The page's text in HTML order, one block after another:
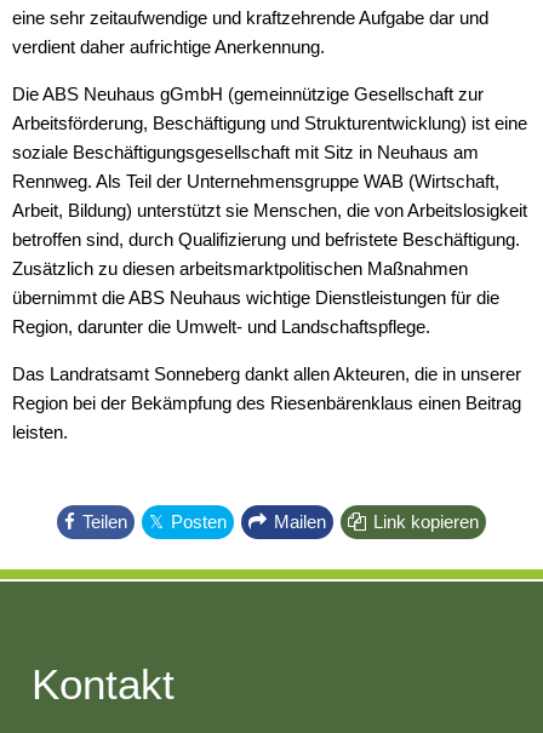
eine sehr zeitaufwendige und kraftzehrende Aufgabe dar und
verdient daher aufrichtige Anerkennung.
Die ABS Neuhaus gGmbH (gemeinnützige Gesellschaft zur
Arbeitsförderung, Beschäftigung und Strukturentwicklung) ist eine
soziale Beschäftigungsgesellschaft mit Sitz in Neuhaus am
Rennweg. Als Teil der Unternehmensgruppe WAB (Wirtschaft,
Arbeit, Bildung) unterstützt sie Menschen, die von Arbeitslosigkeit
betroffen sind, durch Qualifizierung und befristete Beschäftigung.
Zusätzlich zu diesen arbeitsmarktpolitischen Maßnahmen
übernimmt die ABS Neuhaus wichtige Dienstleistungen für die
Region, darunter die Umwelt- und Landschaftspflege.
Das Landratsamt Sonneberg dankt allen Akteuren, die in unserer
Region bei der Bekämpfung des Riesenbärenklaus einen Beitrag
leisten.
Teilen Posten Mailen Link kopieren
Kontakt